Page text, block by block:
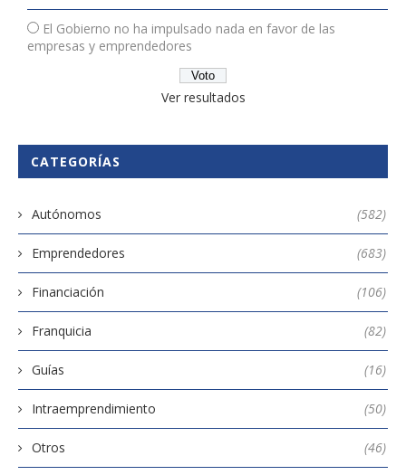
El Gobierno no ha impulsado nada en favor de las
empresas y emprendedores
Ver resultados
CATEGORÍAS
Autónomos (582)
Emprendedores (683)
Financiación (106)
Franquicia (82)
Guías (16)
Intraemprendimiento (50)
Otros (46)